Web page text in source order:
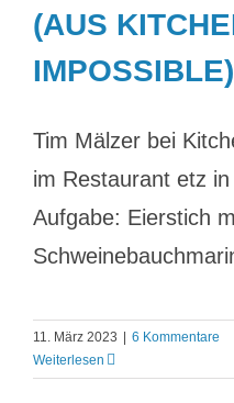
(AUS
IMPOSSIBLE)
Tim Mälzer bei
im Restaurant etz
Aufgabe: Eierstich
11. März 2023
6 Kommentare
Weiterlesen